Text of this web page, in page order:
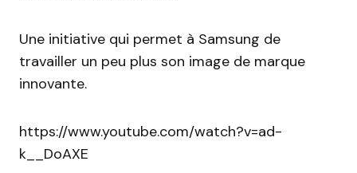
Une initiative qui permet à Samsung de
travailler un peu plus son image de marque
innovante.
https://www.youtube.com/watch?v=ad-
k__DoAXE